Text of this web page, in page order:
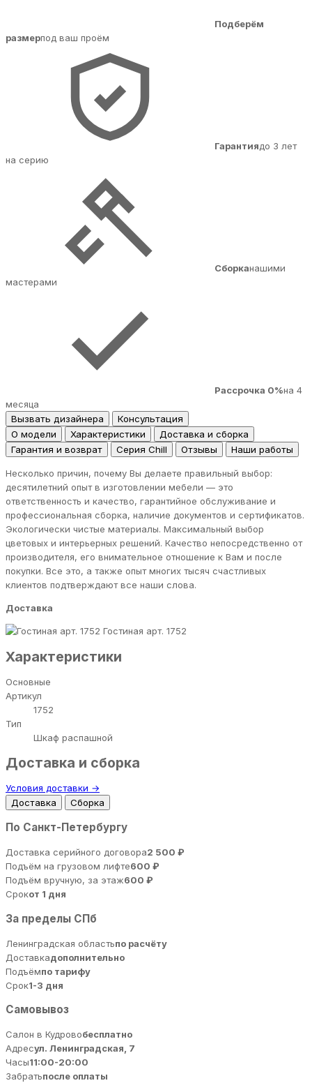
Подберём
размерпод ваш проём
Гарантиядо 3 лет
на серию
Сборканашими
мастерами
Рассрочка 0%на 4
месяца
Вызвать дизайнера
Консультация
О модели
Характеристики
Доставка и сборка
Гарантия и возврат
Серия Chill Отзывы Наши работы
Несколько причин, почему Вы делаете правильный выбор:
десятилетний опыт в изготовлении мебели — это
ответственность и качество, гарантийное обслуживание и
профессиональная сборка, наличие документов и сертификатов.
Экологически чистые материалы. Максимальный выбор
цветовых и интерьерных решений. Качество непосредственно от
производителя, его внимательное отношение к Вам и после
покупки. Все это, а также опыт многих тысяч счастливых
клиентов подтверждают все наши слова.
Доставка
Гостиная арт. 1752
Характеристики
Основные
Артикул
1752
Тип
Шкаф распашной
Доставка и сборка
Условия доставки →
Доставка
Сборка
По Санкт-Петербургу
Доставка серийного договора2 500 ₽
Подъём на грузовом лифте600 ₽
Подъём вручную, за этаж600 ₽
Срокот 1 дня
За пределы СПб
Ленинградская областьпо расчёту
Доставкадополнительно
Подъёмпо тарифу
Срок1-3 дня
Самовывоз
Салон в Кудровобесплатно
Адресул. Ленинградская, 7
Часы11:00-20:00
Забратьпосле оплаты